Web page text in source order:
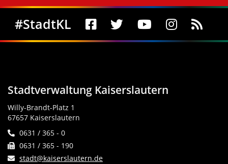
Social Media
#StadtKL
Stadtverwaltung Kaiserslautern
Willy-Brandt-Platz 1
67657 Kaiserslautern
0631 / 365 - 0
0631 / 365 - 190
stadt@kaiserslautern.de